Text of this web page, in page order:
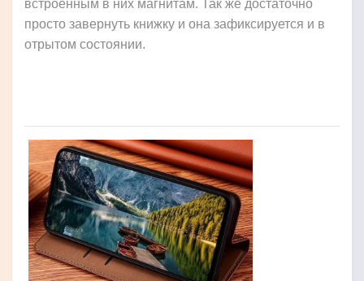
встроенным в них магнитам. Так же достаточно
просто завернуть книжку и она зафиксируется и в
отрытом состоянии.